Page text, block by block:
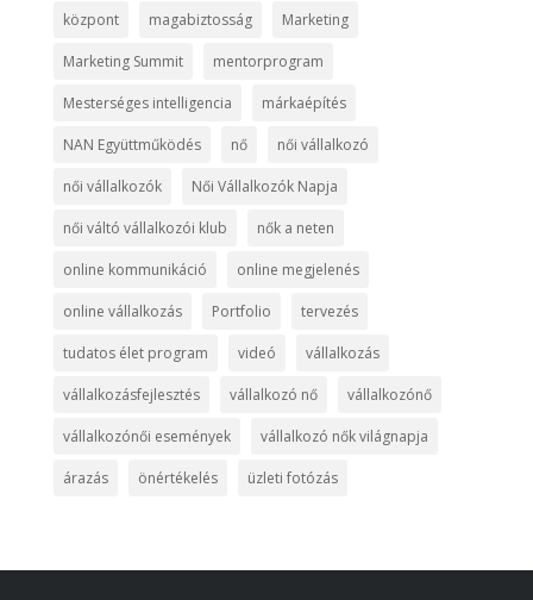
központ magabiztosság Marketing
Marketing Summit mentorprogram
Mesterséges intelligencia márkaépítés
NAN Együttműködés nő női vállalkozó
női vállalkozók Női Vállalkozók Napja
női váltó vállalkozói klub nők a neten
online kommunikáció online megjelenés
online vállalkozás Portfolio tervezés
tudatos élet program videó vállalkozás
vállalkozásfejlesztés vállalkozó nő vállalkozónő
vállalkozónői események vállalkozó nők világnapja
árazás önértékelés üzleti fotózás